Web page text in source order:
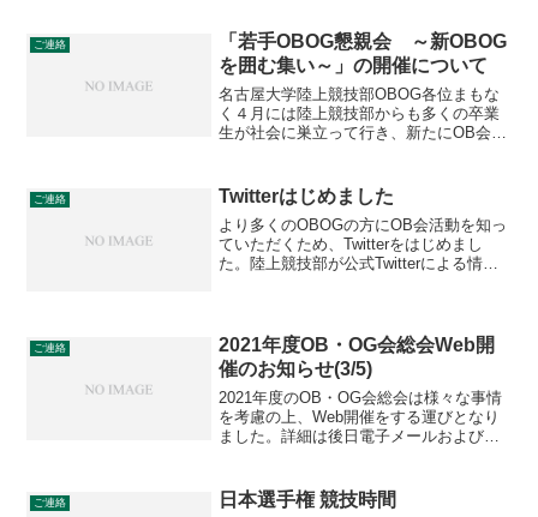
ています。自粛要請ではなく禁止、違反
した場合には失格と...
ご連絡
「若手OBOG懇親会 ～新OBOG
を囲む集い～」の開催について
名古屋大学陸上競技部OBOG各位まもな
く４月には陸上競技部からも多くの卒業
生が社会に巣立って行き、新たにOB会に
して来ましたが、新OBOGの参加も限ら
れていました。...
ご連絡 Twitterはじめました
より多くのOBOGの方にOB会活動を知っ
ていただくため、Twitterをはじめまし
た。陸上競技部が公式Twitterによる情報
た...
ご連絡
2021年度OB・OG会総会Web開
催のお知らせ(3/5)
2021年度のOB・OG会総会は様々な事情
を考慮の上、Web開催をする運びとなり
ました。詳細は後日電子メールおよび
は、ぜひ参加申し込みをお願いいたしま
す。資料はホームペ...
ご連絡 日本選手権 競技時間